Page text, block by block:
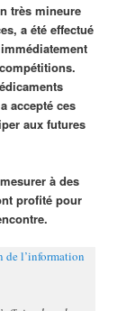
très mineure
a été effectué
accepté ces
aux futures
à des
profité pour
de l’information